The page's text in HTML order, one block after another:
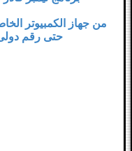
من جهاز الكمبيوتر
حتى رقم